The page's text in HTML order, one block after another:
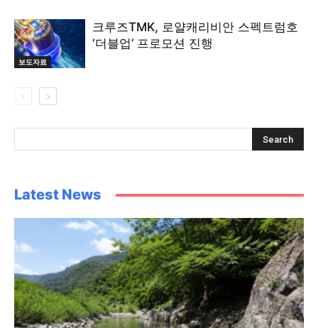
보도자료
크루즈TMK, 로얄캐리비안 스펙트럼호
‘더블업’ 프로모션 진행
Latest News